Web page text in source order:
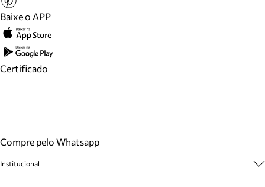
Baixe o APP
Certificado
Compre pelo Whatsapp
Institucional